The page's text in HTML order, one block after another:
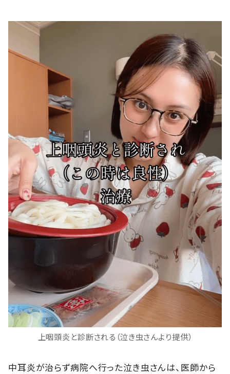
上咽頭炎と診断される（泣き虫さんより提供）
中耳炎が治らず病院へ行った泣き虫さんは、医師から